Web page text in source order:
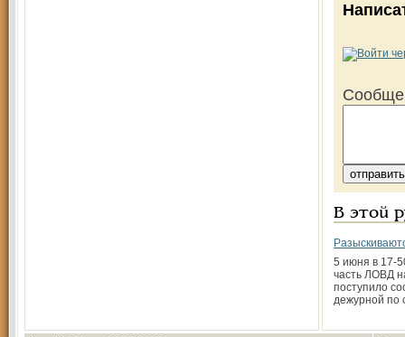
В этой
5 июня в 17-
часть ЛОВД
поступило
дежурной по